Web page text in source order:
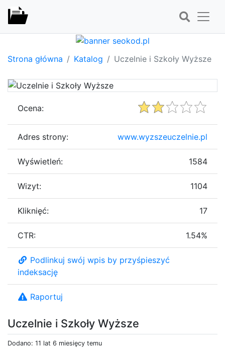
Strona główna Katalog Uczelnie i Szkoły Wyższe
Uczelnie i Szkoły Wyższe
Dodano: 11 lat 6 miesięcy temu
Ocena:
Adres strony: www.wyzszeuczelnie.pl
Wyświetleń: 1584
Wizyt: 1104
Kliknięć: 17
CTR: 1.54%
Podlinkuj swój wpis by przyśpieszyć
indeksację
Raportuj